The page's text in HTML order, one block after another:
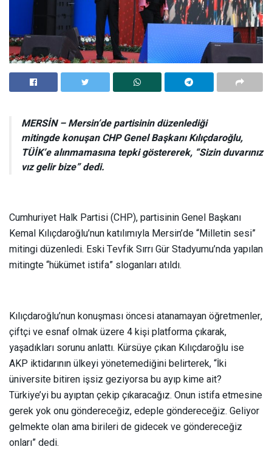
MERSİN – Mersin’de partisinin düzenlediği
mitingde konuşan CHP Genel Başkanı Kılıçdaroğlu,
TÜİK’e alınmamasına tepki göstererek, “Sizin duvarınız
vız gelir bize” dedi.
Cumhuriyet Halk Partisi (CHP), partisinin Genel Başkanı
Kemal Kılıçdaroğlu’nun katılımıyla Mersin’de “Milletin sesi”
mitingi düzenledi. Eski Tevfik Sırrı Gür Stadyumu’nda yapılan
mitingte “hükümet istifa” sloganları atıldı.
Kılıçdaroğlu’nun konuşması öncesi atanamayan öğretmenler,
çiftçi ve esnaf olmak üzere 4 kişi platforma çıkarak,
yaşadıkları sorunu anlattı. Kürsüye çıkan Kılıçdaroğlu ise
AKP iktidarının ülkeyi yönetemediğini belirterek, “İki
üniversite bitiren işsiz geziyorsa bu ayıp kime ait?
Türkiye’yi bu ayıptan çekip çıkaracağız. Onun istifa etmesine
gerek yok onu göndereceğiz, edeple göndereceğiz. Geliyor
gelmekte olan ama birileri de gidecek ve göndereceğiz
onları” dedi.